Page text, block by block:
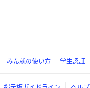
みん就の使い方 学生認証